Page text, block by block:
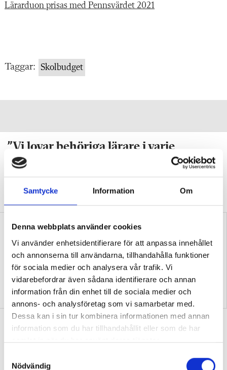
Samtycke Information Om
Denna webbplats använder cookies
Vi använder enhetsidentifierare för att anpassa innehållet
och annonserna till användarna, tillhandahålla funktioner
för sociala medier och analysera vår trafik. Vi
vidarebefordrar även sådana identifierare och annan
information från din enhet till de sociala medier och
annons- och analysföretag som vi samarbetar med.
Dessa kan i sin tur kombinera informationen med annan
information som du har tillhandahållit eller som de har
samlat in när du har använt deras tjänster.
Nödvändig
Lärarduon prisas med Pennsvärdet 2021
Taggar: Skolbudget
”Vi lovar behöriga lärare i varje
klassrum”
VALDEBATTCenterpartiets tioåriga plan:
Inga fler obehöriga lärare.
”Så bryter vi hatpratets
pyramid i skolan”
”Hur skolan fungerar blir
tydligt i trappan”
”Vad ska vår tid räcka till på
damma, snygga upp i hallen, svara i telefon